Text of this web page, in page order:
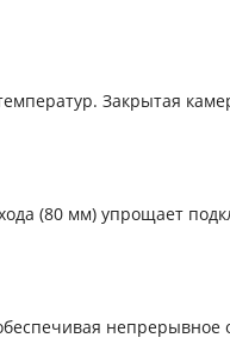
Закрытая
(80 мм) упрощает
непрерывное